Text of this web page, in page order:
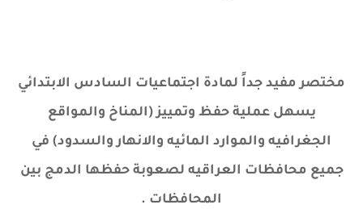
مختصر مفيد جداً لمادة اجتماعيات السادس الابتدائي
يسهل عملية حفظ وتمييز (المناخ والمواقع
الجغرافيه والموارد المائيه والانهار والسدود) في
جميع محافظات العراقيه لصعوبة حفظها الدمج بين
المحافظات .